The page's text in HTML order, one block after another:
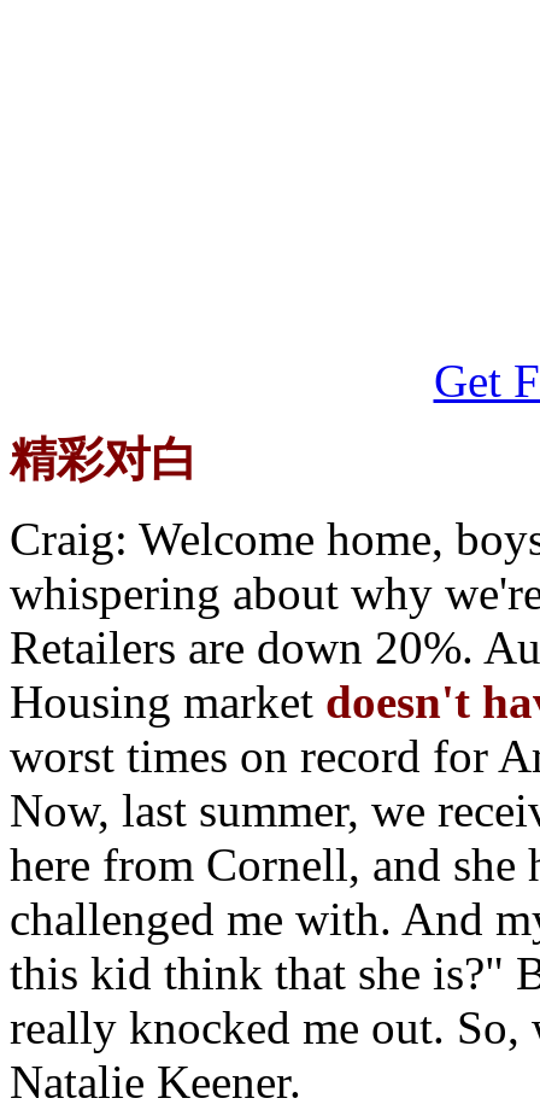
Get
精彩对白
Craig: Welcome home,
whispering about why
Retailers are down 20%.
Housing market doesn't
worst times on record for
Now, last summer, we
here from Cornell, and she
challenged me with. And
this kid think that she is?"
really knocked me out.
Natalie Keener.